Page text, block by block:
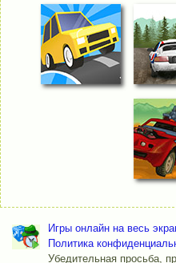
Игры онлайн на весь
Политика
Убедительная просьба,